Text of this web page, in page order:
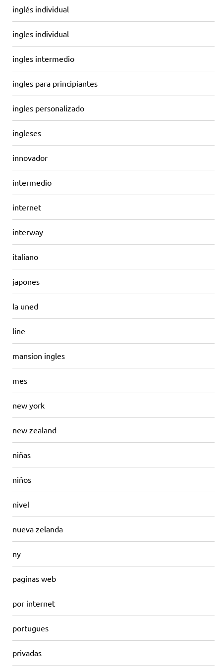
inglés individual
ingles individual
ingles intermedio
ingles para principiantes
ingles personalizado
ingleses
innovador
intermedio
internet
interway
italiano
japones
la uned
line
mansion ingles
mes
new york
new zealand
niñas
niños
nivel
nueva zelanda
ny
paginas web
por internet
portugues
privadas